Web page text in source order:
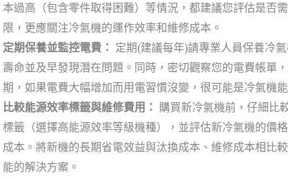
本過高（包含零件取得困難）等情況，都建議您評估是否
限，更應關注冷氣機的運作效率和維修成本。
定期保養並監控電費： 定期(建議每年)請專業人員保養冷
壽命並及早發現潛在問題。同時，密切觀察您的電費帳單
期，如果電費大幅增加而用電習慣沒變，很可能是冷氣機
比較能源效率標籤與維修費用： 購買新冷氣機前，仔細比
標籤（選擇高能源效率等級機種），並評估新冷氣機的價
成本。將新機的長期省電效益與汰換成本、維修成本相比
能的解決方案。